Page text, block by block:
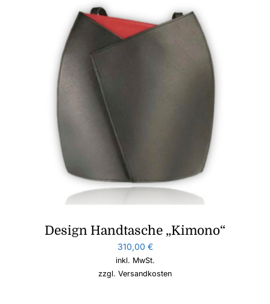
Design Handtasche „Kimono“
310,00 €
inkl. MwSt.
zzgl. Versandkosten